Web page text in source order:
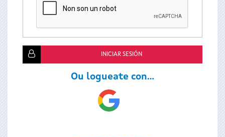
Ou logueate con...
Login
with